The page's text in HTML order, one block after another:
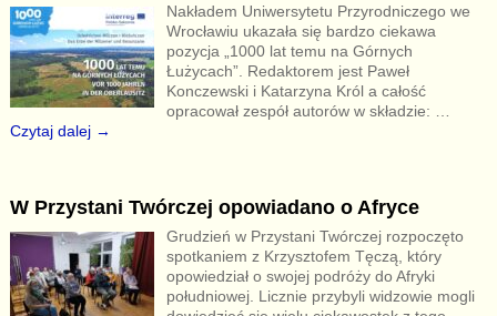
Nakładem Uniwersytetu Przyrodniczego we
Wrocławiu ukazała się bardzo ciekawa
pozycja „1000 lat temu na Górnych
Łużycach”. Redaktorem jest Paweł
Konczewski i Katarzyna Król a całość
opracował zespół autorów w składzie:
Czytaj dalej →
W Przystani Twórczej opowiadano o Afryce
Grudzień w Przystani Twórczej rozpoczęto
spotkaniem z Krzysztofem Tęczą, który
opowiedział o swojej podróży do Afryki
południowej. Licznie przybyli widzowie mogli